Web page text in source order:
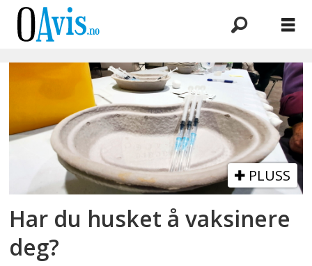
Emne:
influensa
PLUSS
Har du husket å vaksinere
deg?